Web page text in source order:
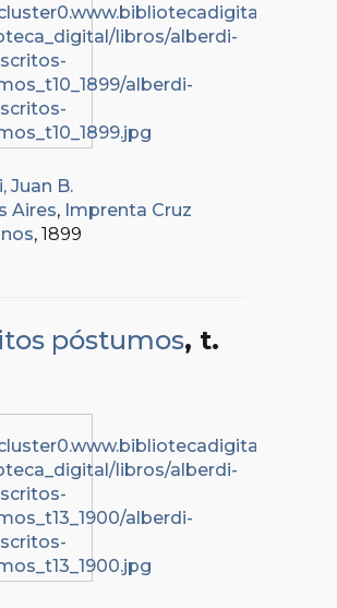
Juan B.
Aires, Imprenta Cruz
, 1899
póstumos, t.